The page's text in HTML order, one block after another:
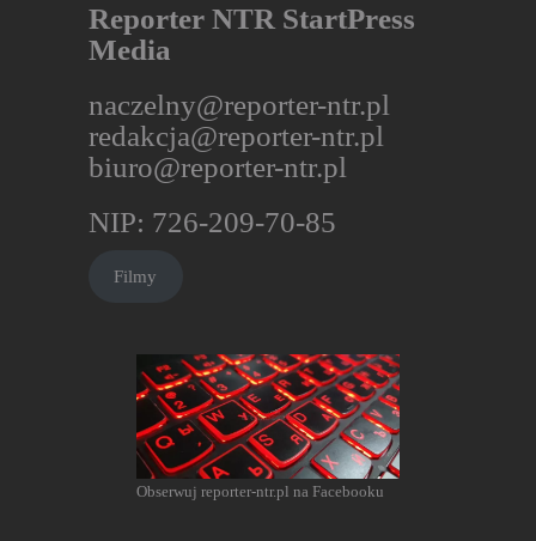
Reporter NTR StartPress
Media
naczelny@reporter-ntr.pl
redakcja@reporter-ntr.pl
biuro@reporter-ntr.pl
NIP: 726-209-70-85
Filmy
Obserwuj reporter-ntr.pl na Facebooku